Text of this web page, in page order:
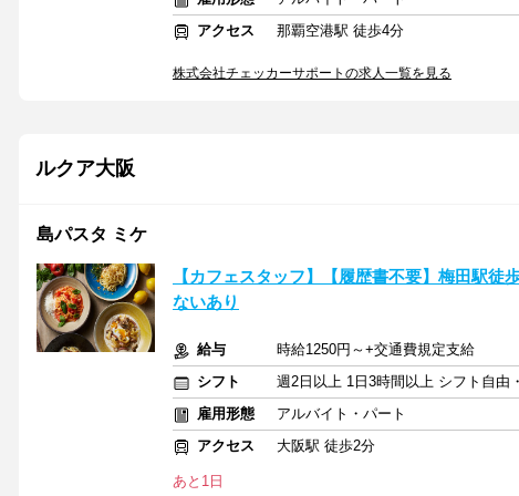
アクセス
那覇空港駅 徒歩4分
株式会社チェッカーサポートの求人一覧を見る
ルクア大阪
島パスタ ミケ
【カフェスタッフ】【履歴書不要】梅田駅徒
ないあり
給与
時給1250円～+交通費規定支給
シフト
週2日以上 1日3時間以上 シフト自由
雇用形態
アルバイト・パート
アクセス
大阪駅 徒歩2分
あと1日